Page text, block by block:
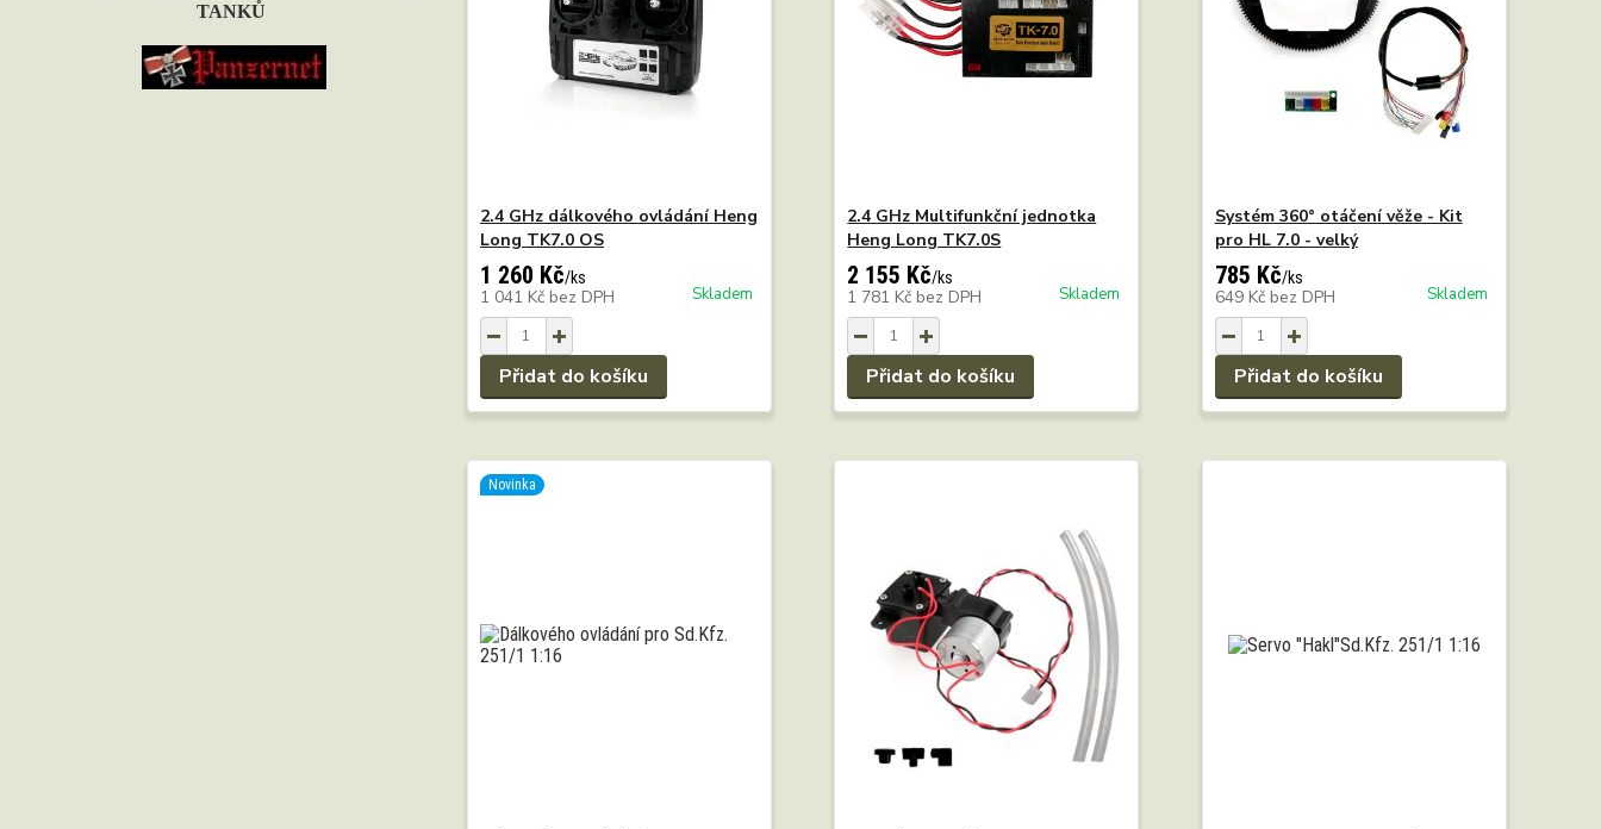
TANKŮ
2.4 GHz dálkového ovládání Heng
Long TK7.0 OS
1 260 Kč/ks
1 041 Kč bez DPH Skladem
Přidat do košíku
2.4 GHz Multifunkční jednotka
Heng Long TK7.0S
2 155 Kč/ks
1 781 Kč bez DPH Skladem
Přidat do košíku
Systém 360° otáčení věže - Kit
pro HL 7.0 - velký
785 Kč/ks
649 Kč bez DPH Skladem
Přidat do košíku
Novinka